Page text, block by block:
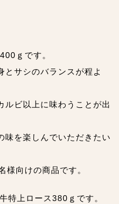
ｇです。
とサシのバランスが程よ
ルビ以上に味わうことが出
味を楽しんでいただきたい
様向けの商品です。
特上ロース380ｇです。